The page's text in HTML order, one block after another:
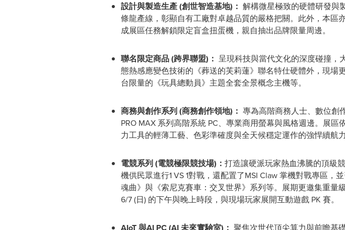
設計與製造生產(創世智造基地) ： 解構微星極致的硬體研發與
條龍產線，彰顯自有工廠對卓越品質的嚴格把關。此外，本
成展區任務解鎖限定盲盒扭蛋機，親自抽出品牌限量周邊。
聯名限定商品(跨界聯盟) ： 呈現科技與當代文化的深度碰撞，
態熱感應變色技術的《葬送的芙莉蓮》聯名特仕硬體外，現
台限量的《玩具總動員》主題全套全景概念主機等。
商務與創作系列(商務創作領地) ： 專為高階商務人士、數位創
PRO MAX 系列高階系統 PC、專業商用螢幕與風格週邊。展
力工具的輕薄工藝、色彩準確度與全天候穩定運作的強悍續航力
電競系列(電競極限競技場) ： 打造讓硬派玩家熱血沸騰的頂級
機供民眾進行1 VS 1對戰，還配置了MSI Claw 掌機對戰專區
魂曲》與《索尼克賽車：交叉世界》系列等。展期更邀集重量
6/7 (日) 的下午與晚上時段，與現場玩家展開互動遊戲 PK 賽。